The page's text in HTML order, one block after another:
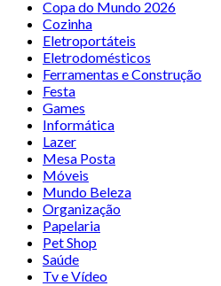
Copa do Mundo 2026
Cozinha
Eletroportáteis
Eletrodomésticos
Ferramentas e Construção
Festa
Games
Informática
Lazer
Mesa Posta
Móveis
Mundo Beleza
Organização
Papelaria
Pet Shop
Saúde
Tv e Vídeo